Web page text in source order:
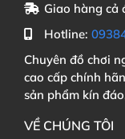
Giao hàng cả
Hotline:
Chuyên đồ chơi
cao cấp chính
sản phẩm kín
VỀ CHÚNG TÔI